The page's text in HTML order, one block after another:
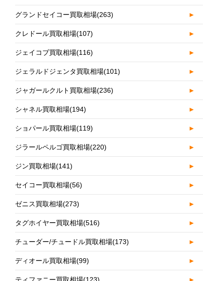
グランドセイコー買取相場(263) ►
クレドール買取相場(107) ►
ジェイコブ買取相場(116) ►
ジェラルドジェンタ買取相場(101) ►
ジャガールクルト買取相場(236) ►
シャネル買取相場(194) ►
ショパール買取相場(119) ►
ジラールペルゴ買取相場(220) ►
ジン買取相場(141) ►
セイコー買取相場(56) ►
ゼニス買取相場(273) ►
タグホイヤー買取相場(516) ►
チューダー/チュードル買取相場(173) ►
ディオール買取相場(99) ►
ティファニー買取相場(123) ►